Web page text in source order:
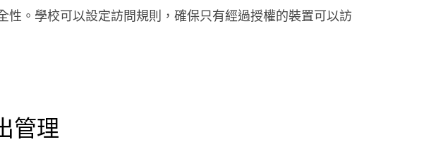
。學校可以設定訪問規則，確保只有經過授權的裝置可以訪
管理